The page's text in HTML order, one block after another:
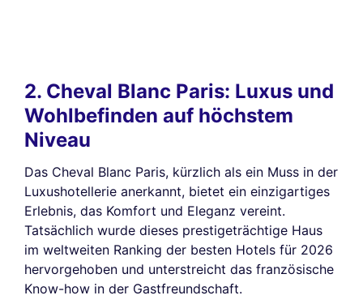
2. Cheval Blanc Paris: Luxus und
Wohlbefinden auf höchstem
Niveau
Das Cheval Blanc Paris, kürzlich als ein Muss in der
Luxushotellerie anerkannt, bietet ein einzigartiges
Erlebnis, das Komfort und Eleganz vereint.
Tatsächlich wurde dieses prestigeträchtige Haus
im weltweiten Ranking der besten Hotels für 2026
hervorgehoben und unterstreicht das französische
Know-how in der Gastfreundschaft.